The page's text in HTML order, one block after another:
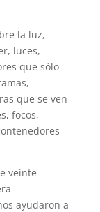
la luz,
luces,
que sólo
que se ven
focos,
veinte
ayudaron a